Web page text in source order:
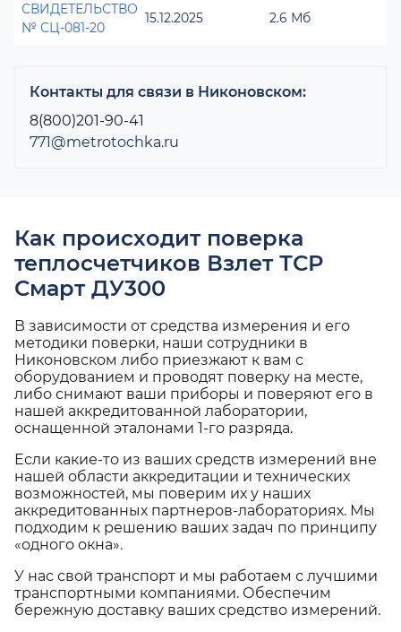
СВИДЕТЕЛЬСТВО
№ СЦ-081-20
15.12.2025 2.6 Мб
Контакты для связи в Никоновском:
8(800)201-90-41
771@metrotochka.ru
Как происходит поверка
теплосчетчиков Взлет ТСР
Смарт ДУ300
В зависимости от средства измерения и его
методики поверки, наши сотрудники в
Никоновском либо приезжают к вам с
оборудованием и проводят поверку на месте,
либо снимают ваши приборы и поверяют его в
нашей аккредитованной лаборатории,
оснащенной эталонами 1-го разряда.
Если какие-то из ваших средств измерений вне
нашей области аккредитации и технических
возможностей, мы поверим их у наших
аккредитованных партнеров-лабораториях. Мы
подходим к решению ваших задач по принципу
«одного окна».
У нас свой транспорт и мы работаем с лучшими
транспортными компаниями. Обеспечим
бережную доставку ваших средство измерений.